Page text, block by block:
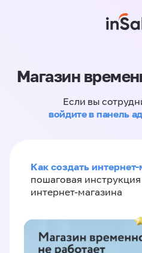
Магазин
Если вы
войдите в панель
Как создать
пошаговая
интернет-магазина